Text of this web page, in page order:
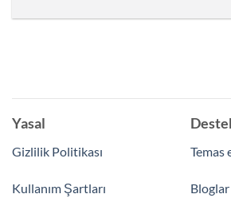
Yasal
Gizlilik Politikası
Kullanım Şartları
Temas
Bloglar